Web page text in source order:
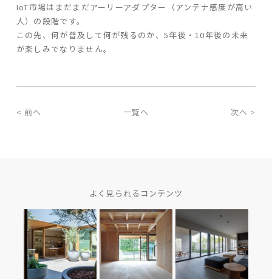
IoT市場はまだまだアーリーアダプター（アンテナ感度が高い
人）の段階です。
この先、何が普及して何が残るのか、5年後・10年後の未来
が楽しみでなりません。
< 前へ 一覧へ 次へ >
よく見られるコンテンツ